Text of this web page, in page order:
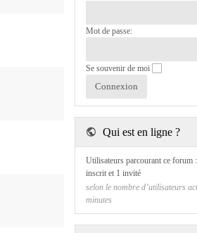
Mot de passe:
Se souvenir de moi
Qui est en ligne ?
Utilisateurs parcourant ce forum
inscrit et 1 invité
selon le nombre d’utilisateurs
minutes